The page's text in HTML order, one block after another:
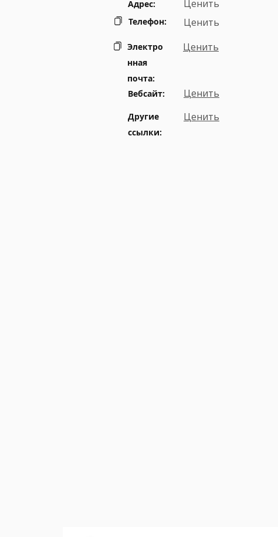
Адрес: Ценить
Телефон: Ценить
Электро
нная
почта:
Ценить
Другие
ссылки:
Ценить
Вебсайт: Ценить